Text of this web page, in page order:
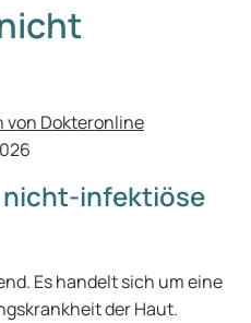
von Dokteronline
nicht-infektiöse
Es handelt sich um eine
der Haut.